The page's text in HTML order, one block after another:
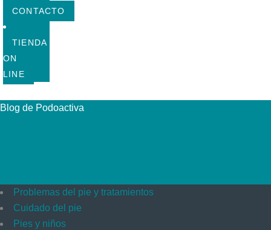
CONTACTO
TIENDA
ON
LINE
Blog de Podoactiva
Problemas del pie y tratamientos
Cuidado del pie
Pies y niños